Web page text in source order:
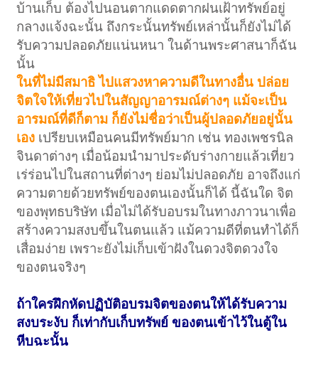
บ้านเก็บ ต้องไปนอนตากแดดตากฝนเฝ้าทรัพย์อยู่
กลางแจ้งฉะนั้น ถึงกระนั้นทรัพย์เหล่านั้นก็ยังไม่ได้
รับความปลอดภัยแน่นหนา ในด้านพระศาสนาก็ฉัน
นั้น
ในที่ไม่มีสมาธิ ไปแสวงหาความดีในทางอื่น ปล่อย
จิตใจให้เที่ยวไปในสัญญาอารมณ์ต่างๆ แม้จะเป็น
อารมณ์ที่ดีก็ตาม ก็ยังไม่ชื่อว่าเป็นผู้ปลอดภัยอยู่นั้น
เอง เปรียบเหมือนคนมีทรัพย์มาก เช่น ทองเพชรนิล
จินดาต่างๆ เมื่อน้อมนำมาประดับร่างกายแล้วเที่ยว
เร่ร่อนไปในสถานที่ต่างๆ ย่อมไม่ปลอดภัย อาจถึงแก่
ความตายด้วยทรัพย์ของตนเองนั้นก็ได้ นี้ฉันใด จิต
ของพุทธบริษัท เมื่อไม่ได้รับอบรมในทางภาวนาเพื่อ
สร้างความสงบขึ้นในตนแล้ว แม้ความดีที่ตนทำได้ก็
เสื่อมง่าย เพราะยังไม่เก็บเข้าฝังในดวงจิตดวงใจ
ของตนจริงๆ
ถ้าใครฝึกหัดปฏิบัติอบรมจิตของตนให้ได้รับความ
สงบระงับ ก็เท่ากับเก็บทรัพย์ ของตนเข้าไว้ในตู้ใน
หีบฉะนั้น